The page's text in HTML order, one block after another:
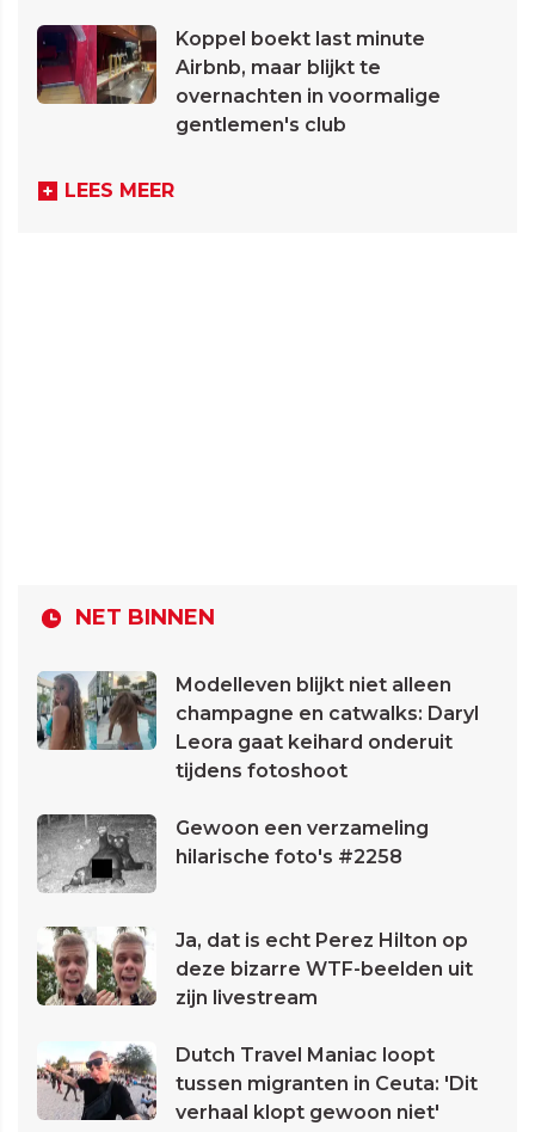
Koppel boekt last minute
Airbnb, maar blijkt te
overnachten in voormalige
gentlemen's club
LEES MEER
NET BINNEN
Modelleven blijkt niet alleen
champagne en catwalks: Daryl
Leora gaat keihard onderuit
tijdens fotoshoot
Gewoon een verzameling
hilarische foto's #2258
Ja, dat is echt Perez Hilton op
deze bizarre WTF-beelden uit
zijn livestream
Dutch Travel Maniac loopt
tussen migranten in Ceuta: 'Dit
verhaal klopt gewoon niet'